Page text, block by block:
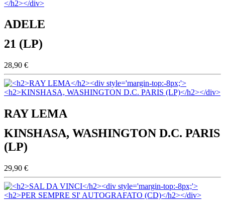
ADELE
21 (LP)
28,90 €
RAY LEMA
KINSHASA, WASHINGTON D.C. PARIS
(LP)
29,90 €